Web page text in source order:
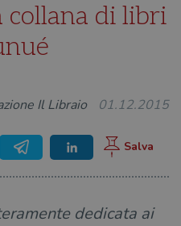
collana di libri
Il Libraio 01.12.2015
dedicata ai